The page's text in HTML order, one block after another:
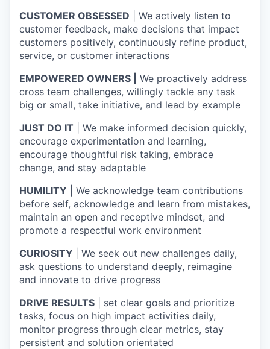
CUSTOMER OBSESSED | We actively listen to
customer feedback, make decisions that impact
customers positively, continuously refine product,
service, or customer interactions
EMPOWERED OWNERS |
We proactively address
cross team challenges, willingly tackle any task
big or small, take initiative, and lead by example
JUST DO IT | We make informed decision quickly,
encourage experimentation and learning,
encourage thoughtful risk taking, embrace
change, and stay adaptable
HUMILITY | We acknowledge team contributions
before self, acknowledge and learn from mistakes,
maintain an open and receptive mindset, and
promote a respectful work environment
CURIOSITY
| We seek out new challenges daily,
ask questions to understand deeply, reimagine
and innovate to drive progress
DRIVE RESULTS | set clear goals and prioritize
tasks, focus on high impact activities daily,
monitor progress through clear metrics, stay
persistent and solution orientated